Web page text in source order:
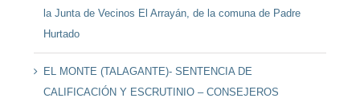
la Junta de Vecinos El Arrayán, de la comuna de Padre
Hurtado
EL MONTE (TALAGANTE)- SENTENCIA DE
CALIFICACIÓN Y ESCRUTINIO – CONSEJEROS